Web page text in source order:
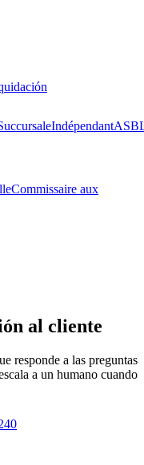
Indépendant
Commissaire aux
al cliente
responde a las preguntas
a un humano cuando